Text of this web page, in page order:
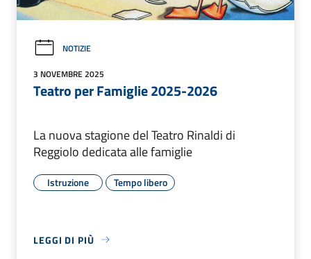
NOTIZIE
3 NOVEMBRE 2025
Teatro per Famiglie 2025-2026
La nuova stagione del Teatro Rinaldi di
Reggiolo dedicata alle famiglie
Istruzione Tempo libero
LEGGI DI PIÙ